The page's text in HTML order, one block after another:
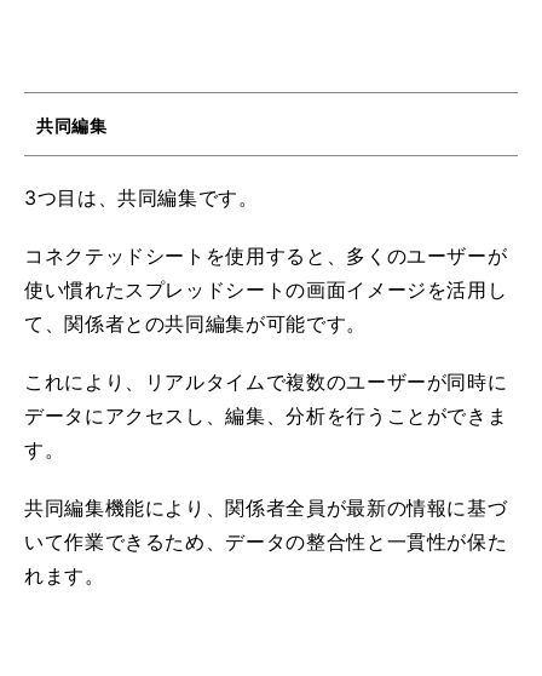
共同編集
3つ目は、共同編集です。
コネクテッドシートを使用すると、多くのユーザーが
使い慣れたスプレッドシートの画面イメージを活用し
て、関係者との共同編集が可能です。
これにより、リアルタイムで複数のユーザーが同時に
データにアクセスし、編集、分析を行うことができま
す。
共同編集機能により、関係者全員が最新の情報に基づ
いて作業できるため、データの整合性と一貫性が保た
れます。